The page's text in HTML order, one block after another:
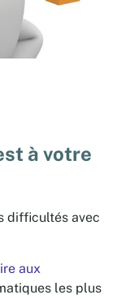
à votre
difficultés avec
aux
les plus